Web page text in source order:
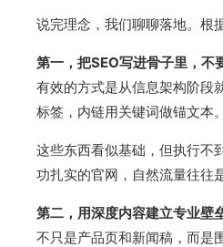
说完理念，我们聊聊落地。根
第一，把SEO写进骨子里，不
有效的方式是从信息架构阶段
标签，内链用关键词做锚文本。
这些东西看似基础，但执行不
功扎实的官网，自然流量往往
第二，用深度内容建立专业壁垒
不只是产品页和新闻稿，而是